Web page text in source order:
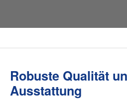
Robuste Qualität
Ausstattung